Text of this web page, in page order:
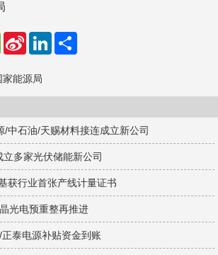
W
e
a
t
S
W
e
b
o
L
d
n
家能源局
中石油/天赐材料接连成立新公司
多家光伏储能新公司
获行业首张产线计量证书
光电预重整再推进
泰电源补贴资金到账